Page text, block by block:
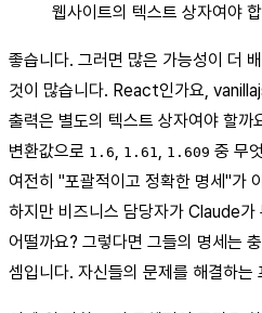
웹사이트의 텍스트 상자여야
좋습니다. 그러면 많은 가능성이 더
것이 많습니다. React인가요,
출력은 별도의 텍스트 상자여야 할까
변환값으로 1.6, 1.61 , 1.609 중 무
여전히 "포괄적이고 정확한 명세"가
하지만 비즈니스 담당자가 Claude가
어떨까요? 그렇다면 그들의 명세는
셈입니다. 자신들의 문제를 해결하는